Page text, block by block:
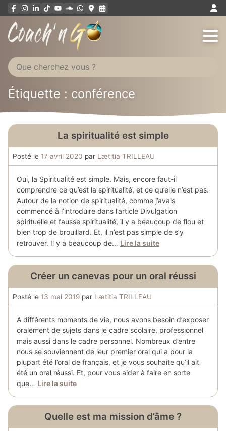
Aller
au
Étiquette : conférence
La spiritualité est simple
Posté le 17 avril 2020 par Lætitia TRILLEAU
Oui, la Spiritualité est simple. Mais, encore faut-il
comprendre ce qu’est la spiritualité, et ce qu’elle n’est pas.
Autour de la notion de spiritualité, comme j’avais
commencé à l’introduire dans l’article Divulgation
spirituelle et fausse spiritualité, il y a beaucoup de flou et
bien trop de brouillard. Et, il n’est pas simple de s’y
retrouver. Il y a beaucoup de… Lire la suite
Créer un canevas pour un oral réussi
Posté le 13 mai 2019 par Lætitia TRILLEAU
A différents moments de vie, nous avons besoin d’exposer
oralement de sujets dans le cadre scolaire, professionnel
mais aussi dans le cadre personnel. Nombreux d’entre
nous se souviennent de leur premier oral qui a pour la
plupart été l’oral de français, et je vous souhaite qu’il ait
été un oral réussi. Et, pour vous aider à faire en sorte
que… Lire la suite
Quelle est ma mission d’âme ?